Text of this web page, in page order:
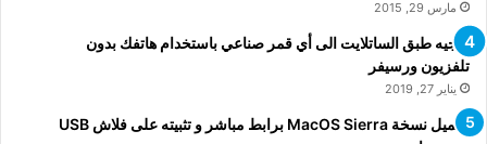
مارس 29, 2015
توجيه طبق الساتلايت الى أي قمر صناعي باستخدام هاتفك بدون
تلفزيون ورسيفر
يناير 27, 2019
تحميل نسخة MacOS Sierra برابط مباشر و تثبيته على فلاش USB